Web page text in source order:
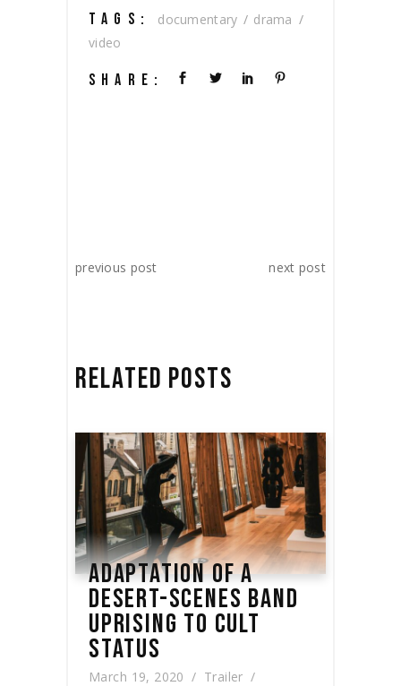
TAGS: documentary
drama
video
SHARE:
previous post next post
RELATED POSTS
ADAPTATION OF A
DESERT-SCENES BAND
UPRISING TO CULT
STATUS
March 19, 2020
Trailer